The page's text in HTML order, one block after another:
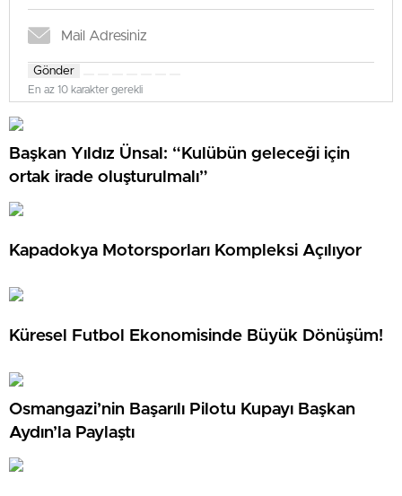
Gönder
En az 10 karakter gerekli
Başkan Yıldız Ünsal: “Kulübün geleceği için
ortak irade oluşturulmalı”
Kapadokya Motorsporları Kompleksi Açılıyor
Küresel Futbol Ekonomisinde Büyük Dönüşüm!
Osmangazi’nin Başarılı Pilotu Kupayı Başkan
Aydın’la Paylaştı